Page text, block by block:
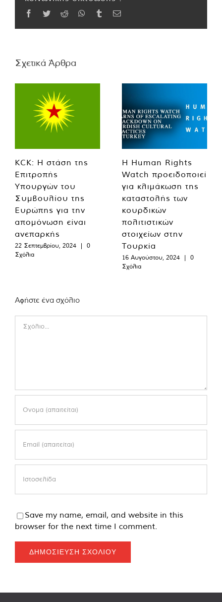
Facebook
TwitterReddit WhatsApp
TumblrEmail
Σχετικά Άρθρα
KCK: Η στάση της
Επιτροπής
Υπουργών του
Συμβουλίου της
Ευρώπης για την
απομόνωση είναι
ανεπαρκής
22 Σεπτεμβρίου, 2024 |
0
Σχόλια
Η Human Rights
Watch προειδοποιεί
για κλιμάκωση της
καταστολής των
κουρδικών
πολιτιστικών
στοιχείων στην
Τουρκία
16 Αυγούστου, 2024 |
0
Σχόλια
Αφήστε ένα σχόλιο
Save my name, email, and website in this
browser for the next time I comment.